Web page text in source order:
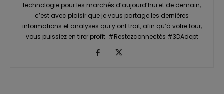
technologie pour les marchés d’aujourd’hui et de demain,
c’est avec plaisir que je vous partage les dernières
informations et analyses qui y ont trait, afin qu’à votre tour,
vous puissiez en tirer profit. #Restezconnectés #3DAdept